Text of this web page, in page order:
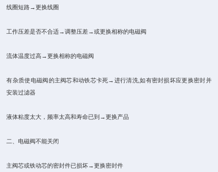
线圈短路→更换线圈
工作压差是否不合适→调整压差→或更换相称的电磁阀
流体温度过高→更换相称的电磁阀
有杂质使电磁阀的主阀芯和动铁芯卡死→进行清洗,如有密封损坏应更换密封并
安装过滤器
液体粘度太大，频率太高和寿命已到→更换产品
二、电磁阀不能关闭
主阀芯或铁动芯的密封件已损坏→更换密封件